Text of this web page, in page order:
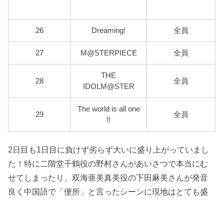
26 Dreaming! 全員
27 M@STERPIECE 全員
28
THE
IDOLM@STER
全員
29
The world is all one
!!
全員
2日目も1日目に負けず劣らず大いに盛り上がっていまし
た！特に二階堂千鶴役の野村さんがあいさつで本当にむ
せてしまったり、双海亜美真美役の下田麻美さんが発音
良く中国語で「便所」と言ったシーンに現地はとても盛